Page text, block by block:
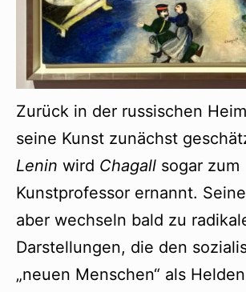
Zurück in der russischen
seine Kunst zunächst
Lenin wird Chagall sogar zum
Kunstprofessor ernannt.
aber wechseln bald zu
Darstellungen, die den
„neuen Menschen“ als